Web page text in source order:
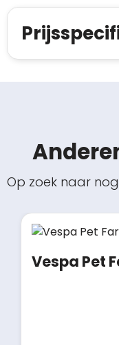
Op zoek naar
Vespa Pet